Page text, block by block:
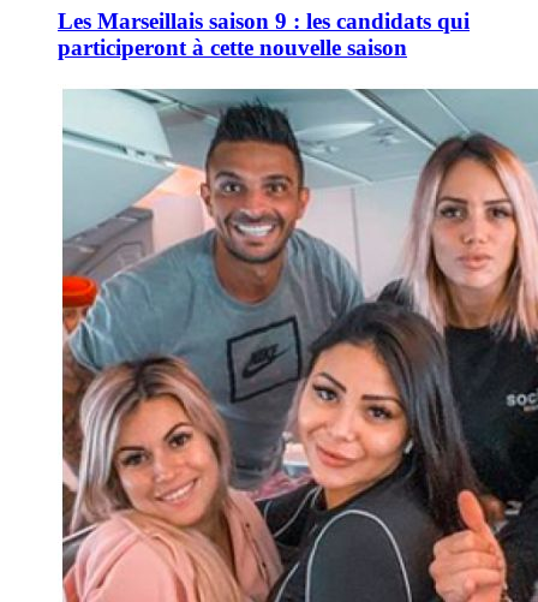
Les Marseillais saison 9 : les candidats qui
participeront à cette nouvelle saison